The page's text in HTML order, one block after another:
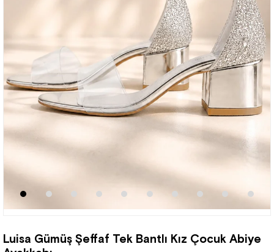
Luisa Gümüş Şeffaf Tek Bantlı Kız Çocuk Abiye